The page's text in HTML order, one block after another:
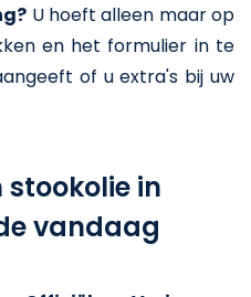
U hoeft alleen maar op
en het formulier in te
of u extra's bij uw
stookolie in
vandaag